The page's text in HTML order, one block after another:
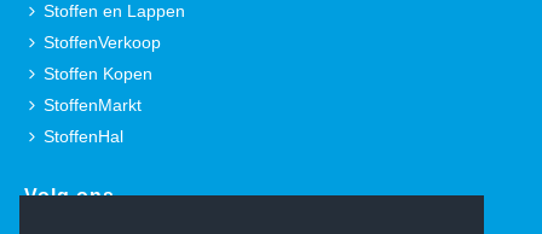
Stoffen en Lappen
StoffenVerkoop
Stoffen Kopen
StoffenMarkt
StoffenHal
Volg ons.